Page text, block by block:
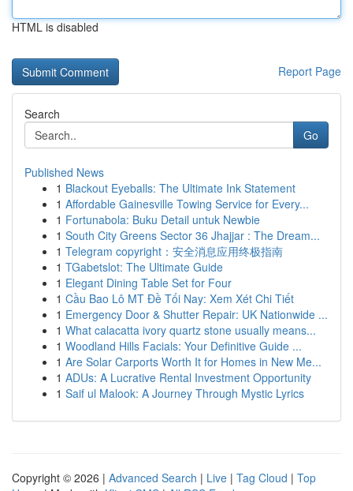
HTML is disabled
Report Page
Search
Go
Published News
1 Blackout Eyeballs: The Ultimate Ink Statement
1 Affordable Gainesville Towing Service for Every...
1 Fortunabola: Buku Detail untuk Newbie
1 South City Greens Sector 36 Jhajjar : The Dream...
1 Telegram copyright：安全消息应用终极指南
1 TGabetslot: The Ultimate Guide
1 Elegant Dining Table Set for Four
1 Cầu Bao Lô MT Đề Tối Nay: Xem Xét Chi Tiết
1 Emergency Door & Shutter Repair: UK Nationwide ...
1 What calacatta ivory quartz stone usually means...
1 Woodland Hills Facials: Your Definitive Guide ...
1 Are Solar Carports Worth It for Homes in New Me...
1 ADUs: A Lucrative Rental Investment Opportunity
1 Saif ul Malook: A Journey Through Mystic Lyrics
Copyright © 2026 | Advanced Search | Live | Tag Cloud | Top